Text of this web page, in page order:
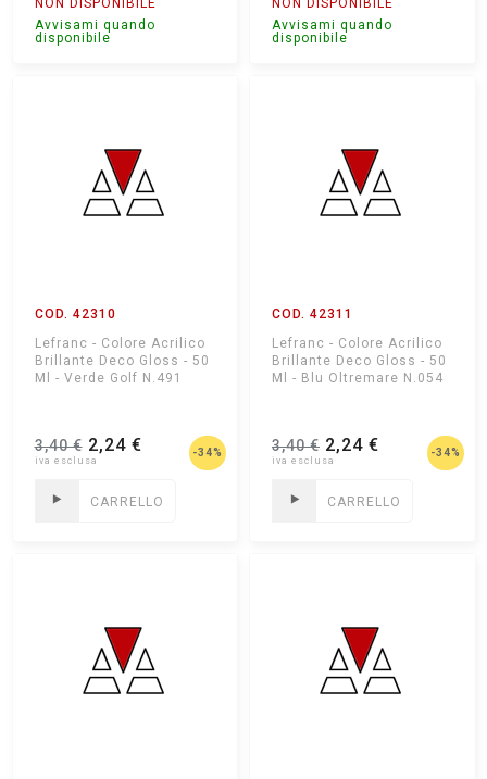
NON DISPONIBILE
Avvisami quando
disponibile
NON DISPONIBILE
Avvisami quando
disponibile
COD. 42310
Lefranc - Colore Acrilico
Brillante Deco Gloss - 50
Ml - Verde Golf N.491
3,40 €2,24 € -34%
CARRELLO
COD. 42311
Lefranc - Colore Acrilico
Brillante Deco Gloss - 50
Ml - Blu Oltremare N.054
3,40 € 2,24 € -34%
CARRELLO